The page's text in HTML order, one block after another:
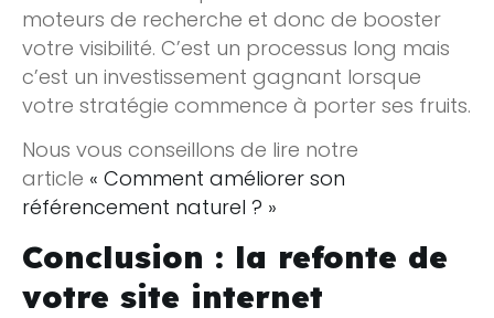
moteurs de recherche et donc de booster
votre visibilité. C’est un processus long mais
c’est un investissement gagnant lorsque
votre stratégie commence à porter ses fruits.
Nous vous conseillons de lire notre
article « Comment améliorer son
référencement naturel ? »
Conclusion : la refonte de
votre site internet